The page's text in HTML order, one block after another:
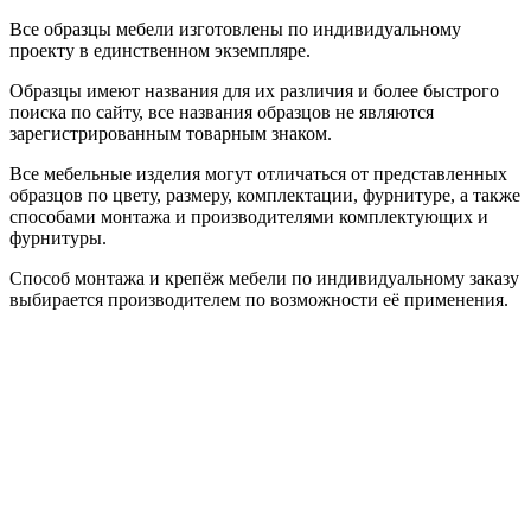
Все образцы мебели изготовлены по индивидуальному
проекту в единственном экземпляре.
Образцы имеют названия для их различия и более быстрого
поиска по сайту, все названия образцов не являются
зарегистрированным товарным знаком.
Все мебельные изделия могут отличаться от представленных
образцов по цвету, размеру, комплектации, фурнитуре, а также
способами монтажа и производителями комплектующих и
фурнитуры.
Способ монтажа и крепёж мебели по индивидуальному заказу
выбирается производителем по возможности её применения.